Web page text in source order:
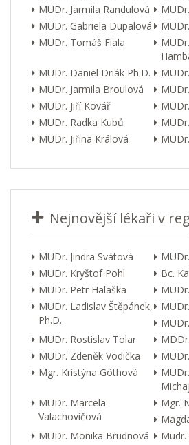
MUDr. Jarmila Randulová
MUDr. Gabriela Dupalová
MUDr. Tomáš Fiala
MUDr. Daniel Driák Ph.D.
MUDr. Jarmila Broulová
MUDr. Jiří Kovář
MUDr. Radka Kubů
MUDr. Jiřina Králová
Nejnovější lékaři v
MUDr. Jindra Svátová
MUDr. Kryštof Pohl
Bc.
MUDr. Petr Halaška
MUDr. Ladislav Štěpánek,
Ph.D.
MUDr. Rostislav Tolar
MUDr. Zdeněk Vodička
Mgr. Kristýna Göthová
MUDr. Marcela
Valachovičová
Mgr.
MUDr. Monika Brudnová
Mudr.